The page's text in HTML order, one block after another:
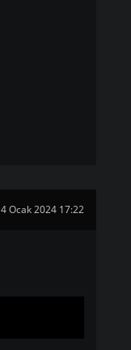
Ocak 2024 17:22